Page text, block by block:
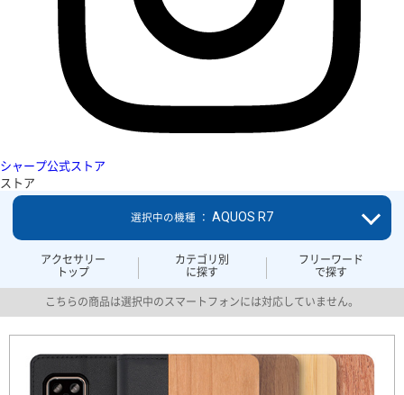
シャープ公式ストア
ストア
アクセサリー
トップ
カテゴリ別
に探す
フリーワード
で探す
選択中の機種 ： AQUOS R7
こちらの商品は選択中のスマートフォンには対応していません。